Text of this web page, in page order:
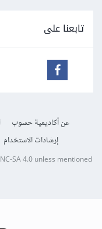
تابعنا على
عن أكاديمية حسوب
إرشادات الاستخدام
SA 4.0unless mentioned